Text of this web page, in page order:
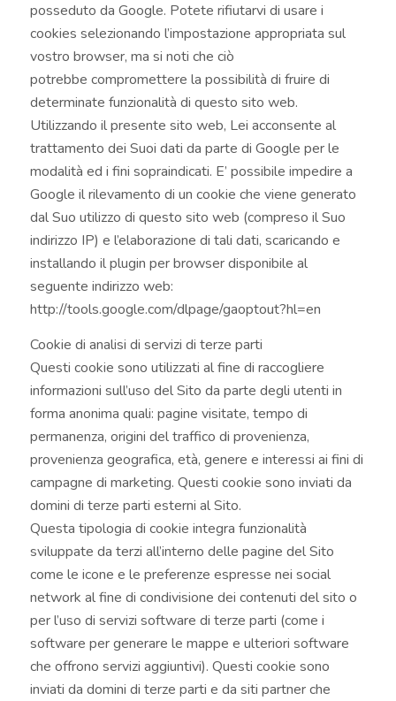
posseduto da Google. Potete rifiutarvi di usare i
cookies selezionando l’impostazione appropriata sul
vostro browser, ma si noti che ciò
potrebbe compromettere la possibilità di fruire di
determinate funzionalità di questo sito web.
Utilizzando il presente sito web, Lei acconsente al
trattamento dei Suoi dati da parte di Google per le
modalità ed i fini sopraindicati. E’ possibile impedire a
Google il rilevamento di un cookie che viene generato
dal Suo utilizzo di questo sito web (compreso il Suo
indirizzo IP) e l’elaborazione di tali dati, scaricando e
installando il plugin per browser disponibile al
seguente indirizzo web:
http://tools.google.com/dlpage/gaoptout?hl=en
Cookie di analisi di servizi di terze parti
Questi cookie sono utilizzati al fine di raccogliere
informazioni sull’uso del Sito da parte degli utenti in
forma anonima quali: pagine visitate, tempo di
permanenza, origini del traffico di provenienza,
provenienza geografica, età, genere e interessi ai fini di
campagne di marketing. Questi cookie sono inviati da
domini di terze parti esterni al Sito.
Questa tipologia di cookie integra funzionalità
sviluppate da terzi all’interno delle pagine del Sito
come le icone e le preferenze espresse nei social
network al fine di condivisione dei contenuti del sito o
per l’uso di servizi software di terze parti (come i
software per generare le mappe e ulteriori software
che offrono servizi aggiuntivi). Questi cookie sono
inviati da domini di terze parti e da siti partner che